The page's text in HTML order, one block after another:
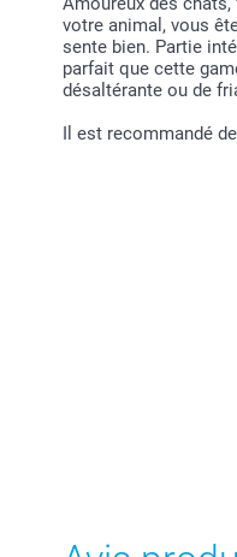
votre animal, vous
sente bien. Partie
parfait que cette
désaltérante ou de
Il est recommandé